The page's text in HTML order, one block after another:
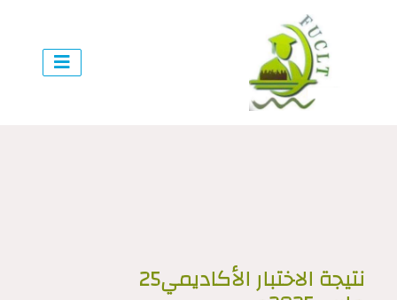
نتيجة الاختبار الأكاديمي25